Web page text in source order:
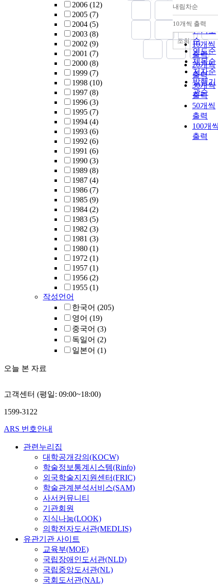
2006 (12)
2005 (7)
2004 (5)
2003 (8)
2002 (9)
2001 (7)
2000 (8)
1999 (7)
1998 (10)
1997 (8)
1996 (3)
1995 (7)
1994 (4)
1993 (6)
1992 (6)
1991 (6)
1990 (3)
1989 (8)
1987 (4)
1986 (7)
1985 (9)
1984 (2)
1983 (5)
1982 (3)
1981 (3)
1980 (1)
1972 (1)
1957 (1)
1956 (2)
1955 (1)
작성언어
한국어 (205)
영어 (19)
중국어 (3)
독일어 (2)
일본어 (1)
오늘 본 자료
정확도
순
인기도
순
연도순
제목순
저자순
발행기
관순
내림차순
내림차
10개씩 출력
10개씩
출력
20개씩
출력
30개씩
출력
50개씩
출력
100개
출력
조회
고객센터 (평일: 09:00~18:00)
1599-3122
ARS 번호안내
관련누리집
대학공개강의(KOCW)
학술정보통계시스템(Rinfo)
외국학술지지원센터(FRIC)
학술관계분석서비스(SAM)
사서커뮤니티
기관회원
지식나눔(LOOK)
의학전자도서관(MEDLIS)
유관기관 사이트
교육부(MOE)
국립장애인도서관(NLD)
국립중앙도서관(NL)
국회도서관(NAL)